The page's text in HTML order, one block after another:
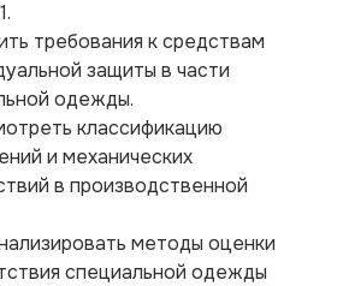
требования к средствам
защиты в части
одежды.
классификацию
и механических
в производственной
методы оценки
специальной одежды